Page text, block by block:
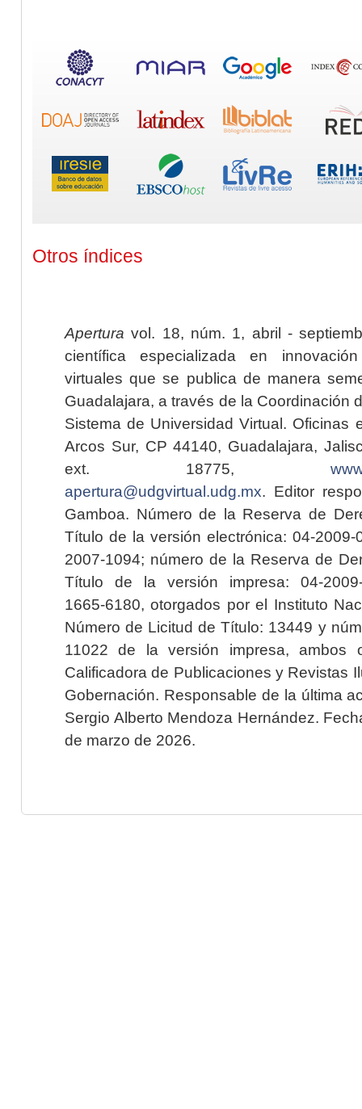
Otros índices
Apertura vol. 18, núm. 1, abril -
científica especializada en
virtuales que se publica de manera
Guadalajara, a través de la Coordinación
Sistema de Universidad Virtual. Oficinas
Arcos Sur, CP 44140, Guadalajara,
ext. 18775,
apertura@udgvirtual.udg.mx. Editor
Gamboa. Número de la Reserva de
Título de la versión electrónica: 04-2009-
2007-1094; número de la Reserva de
Título de la versión impresa: 04-2009-
1665-6180, otorgados por el Instituto
Número de Licitud de Título: 13449 y
11022 de la versión impresa, ambos
Calificadora de Publicaciones y Revistas
Gobernación. Responsable de la última
Sergio Alberto Mendoza Hernández.
de marzo de 2026.